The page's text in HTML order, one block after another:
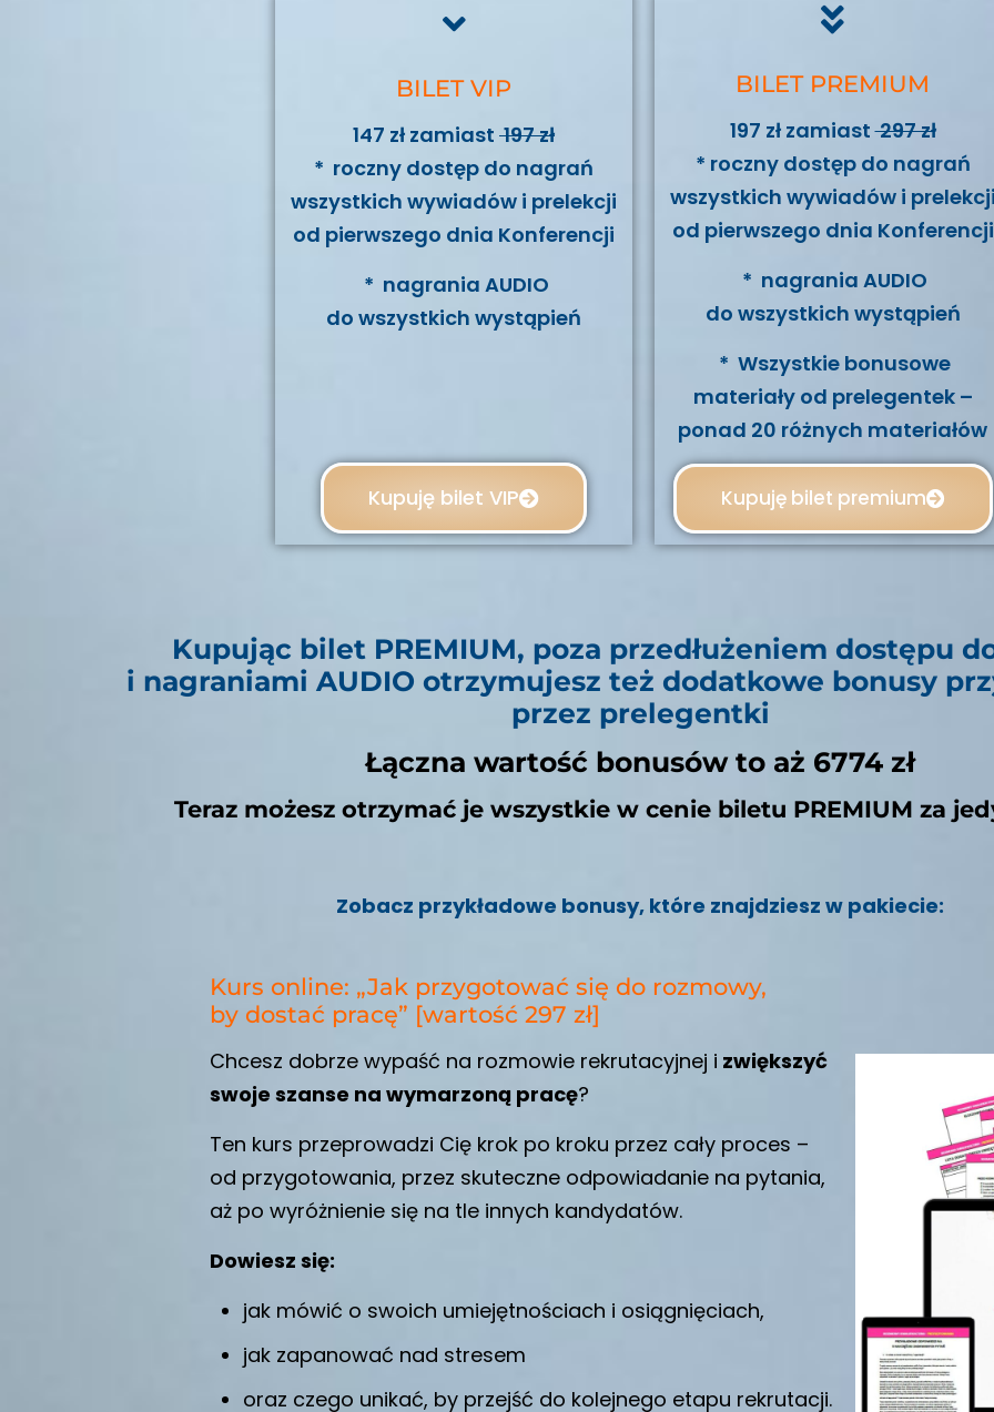
BILET VIP
147 zł zamiast 197 zł
* roczny dostęp do nagrań
wszystkich wywiadów i prelekcji
od pierwszego dnia Konferencji
* nagrania AUDIO
do wszystkich wystąpień
Kupuję bilet VIP
BILET PREMIUM
197 zł zamiast297 zł
* roczny dostęp do nagrań
wszystkich wywiadów i
od pierwszego dnia Konferencji
* nagrania AUDIO
do wszystkich wystąpień
* Wszystkie bonusowe
materiały od prelegentek –
ponad 20 różnych materiałów
Kupuję bilet premium
Kupując bilet PREMIUM, poza przedłużeniem dostępu
i nagraniami AUDIO otrzymujesz też dodatkowe bonusy
przez prelegentki
Łączna wartość bonusów to aż 6774 zł
Teraz możesz otrzymać je wszystkie w cenie biletu PREMIUM za
Zobacz przykładowe bonusy, które znajdziesz w pakiecie:
Kurs online: „Jak przygotować się do rozmowy,
by dostać pracę” [wartość 297 zł]
Chcesz dobrze wypaść na rozmowie rekrutacyjnej i zwiększyć
swoje szanse na wymarzoną pracę?
Ten kurs przeprowadzi Cię krok po kroku przez cały proces –
od przygotowania, przez skuteczne odpowiadanie na pytania,
aż po wyróżnienie się na tle innych kandydatów.
Dowiesz się:
jak mówić o swoich umiejętnościach i osiągnięciach,
jak zapanować nad stresem
oraz czego unikać, by przejść do kolejnego etapu rekrutacji.